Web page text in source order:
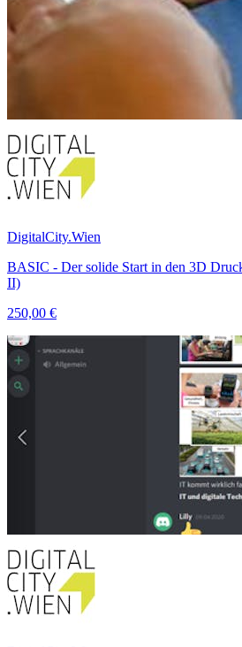
DigitalCity.Wien
BASIC - Der solide Start in den 3D
II)
250,00 €